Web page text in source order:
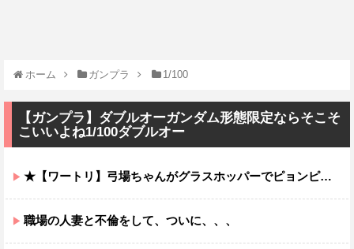
ホーム ガンプラ 1/100
【ガンプラ】ダブルオーガンダム形態限定ならそこそ
こいいよね1/100ダブルオー
★【ワートリ】弓場ちゃんがグラスホッパーでピョンピョン飛んでるところ想像するとジワジワくるから使わんでくれ
職場の人妻と不倫をして、ついに、、、